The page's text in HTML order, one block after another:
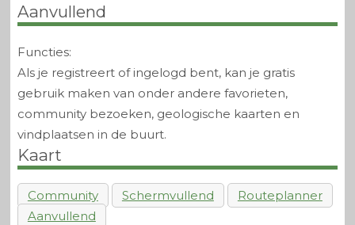
Aanvullend
Functies:
Als je registreert of ingelogd bent, kan je gratis
gebruik maken van onder andere favorieten,
community bezoeken, geologische kaarten en
vindplaatsen in de buurt.
Kaart
Community Schermvullend
Routeplanner
Aanvullend